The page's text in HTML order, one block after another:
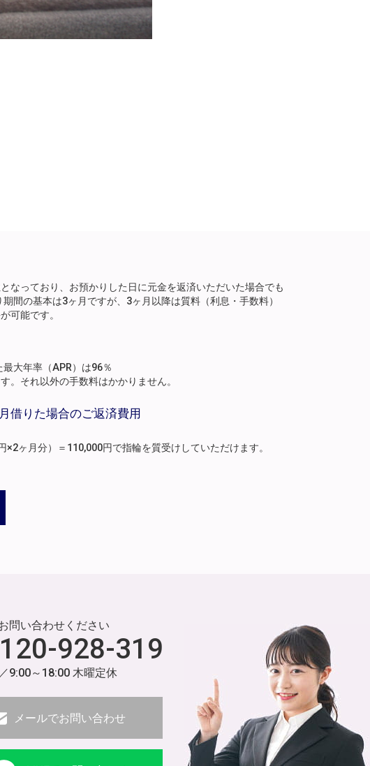
なっており、お預かりした日に元金を返済いただいた場合でも
間の基本は3ヶ月ですが、3ヶ月以降は質料（利息・手数料）
可能です。
大年率（APR）は96％
。それ以外の手数料はかかりません。
借りた場合のご返済費用
ヶ月分）＝110,000円で指輪を質受けしていただけます。
問い合わせください
928-319
9:00～18:00 木曜定休
メールでお問い合わせ